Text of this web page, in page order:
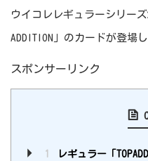
ウイコレレギュラーシリー
ADDITION」のカードが登場し
スポンサーリンク
1
レギュラー「